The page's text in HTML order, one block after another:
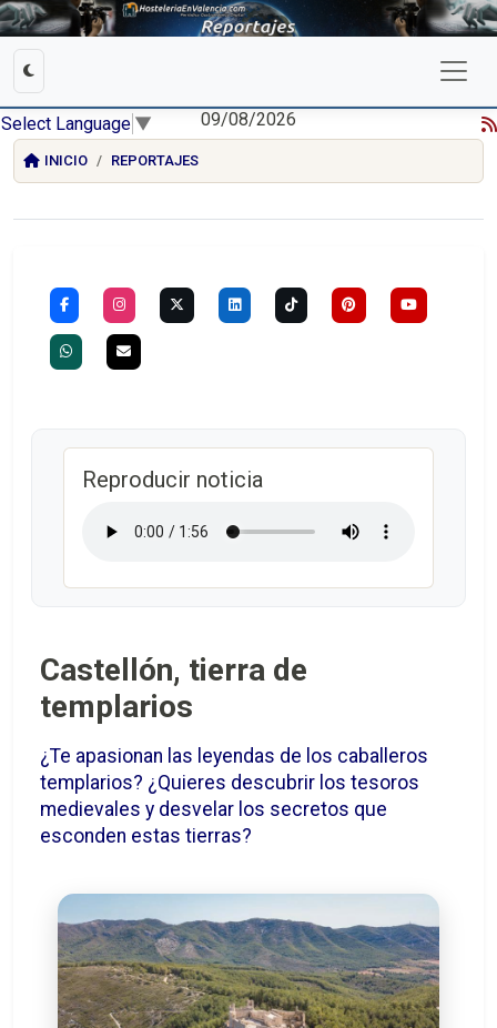
Select Language ▼ 09/08/2026
INICIO REPORTAJES
Reproducir noticia
Castellón, tierra de
templarios
¿Te apasionan las leyendas de los caballeros
templarios? ¿Quieres descubrir los tesoros
medievales y desvelar los secretos que
esconden estas tierras?